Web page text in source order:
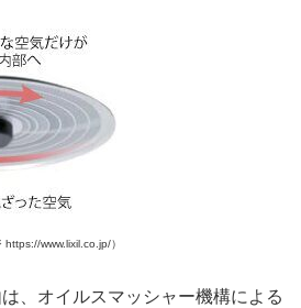
https://www.lixil.co.jp/）
、オイルスマッシャー機構による